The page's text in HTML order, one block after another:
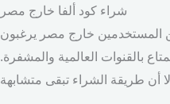
شراء كود ألفا خارج مصر
المستخدمين خارج مصر يرغبون
بالقنوات العالمية والمشفرة.